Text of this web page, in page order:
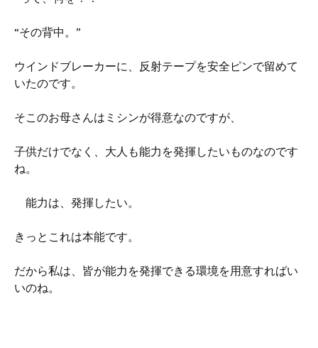
“その背中。”
ウインドブレーカーに、反射テープを安全ピンで留めて
いたのです。
そこのお母さんはミシンが得意なのですが、
子供だけでなく、大人も能力を発揮したいものなのです
ね。
能力は、発揮したい。
きっとこれは本能です。
だから私は、皆が能力を発揮できる環境を用意すればい
いのね。